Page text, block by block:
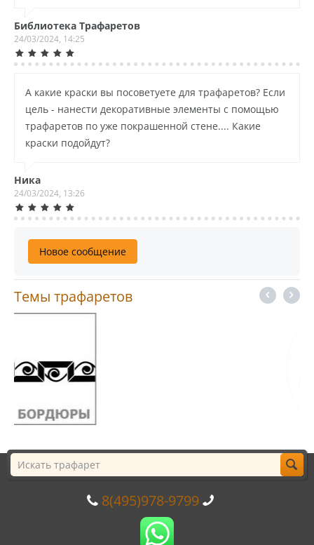
Библиотека Трафаретов
24/03/2024, 14:25
А какие краски вы посоветуете для трафаретов? Если
цель - нанести декоративные элементы с помощью
трафаретов по уже покрашенной стене.... Какие
краски подойдут?
Ника
24/03/2024, 13:26
Новое сообщение
Темы трафаретов
8(495)978-9799